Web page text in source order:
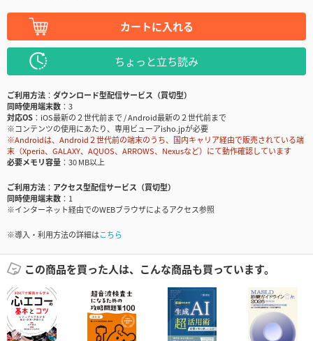
カートに入れる
ちょっと立ち読み
ご利用方法
ダウンロード型配信サービス（買切型）
同時使用端末数
3
対応OS
iOS最新の２世代前まで / Android最新の２世代前まで
※コンテンツの使用にあたり、専用ビューアisho.jpが必要
※Androidは、Android２世代前の端末のうち、国内キャリア経由で販売されている端
末（Xperia、GALAXY、AQUOS、ARROWS、Nexusなど）にて動作確認しています
必要メモリ容量
30 MB以上
ご利用方法
アクセス型配信サービス（買切型）
同時使用端末数
1
※インターネット経由でのWEBブラウザによるアクセス参照
※導入・利用方法の詳細はこちら
この商品を買った人は、こんな商品も買っています。